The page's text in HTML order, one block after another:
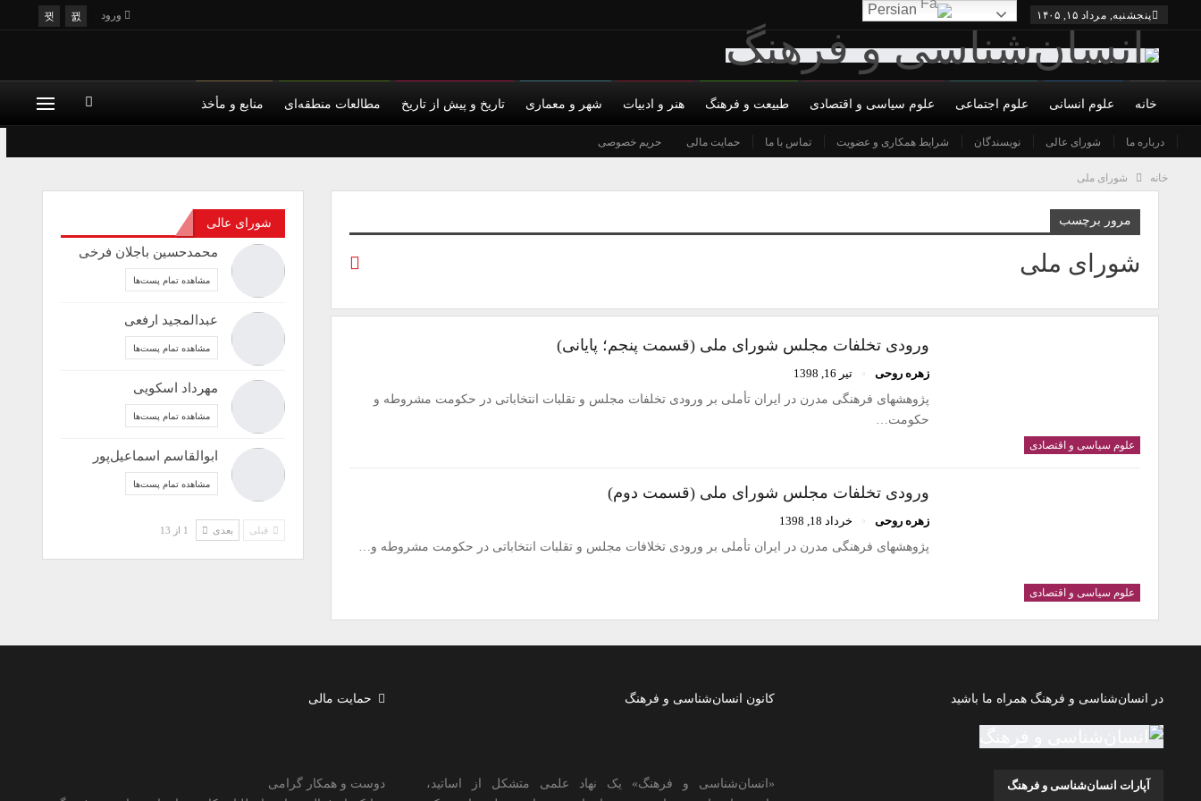
ورود پنجشنبه, مرداد ۱۵, ۱۴۰۵
خانه
درباره ما شورای عالی نویسندگان شرایط همکاری و عضویت تماس با ما حمایت مالی حریم خصوصی
علوم انسانی علوم اجتماعی علوم سیاسی و اقتصادی طبیعت و فرهنگ هنر و ادبیات شهر و معماری تاریخ و پیش از تاریخ مطالعات منطقه‌ای منابع و مأخذ
خانه شورای ملی
مرور برچسب
شورای ملی
علوم سیاسی و اقتصادی
ورودی تخلفات مجلس شورای ملی (قسمت پنجم؛ پایانی)
زهره روحی
تیر 16, 1398
پژوهشهای فرهنگی مدرن در ایران تأملی بر ورودی تخلفات مجلس و تقلبات انتخاباتی در حکومت مشروطه و
حکومت…
علوم سیاسی و اقتصادی
ورودی تخلفات مجلس شورای ملی (قسمت دوم)
زهره روحی
خرداد 18, 1398
پژوهشهای فرهنگی مدرن در ایران تأملی بر ورودی تخلافات مجلس و تقلبات انتخاباتی در حکومت مشروطه و…
شورای عالی
محمدحسین باجلان فرخی
مشاهده تمام پست‌ها
عبدالمجید ارفعی
مشاهده تمام پست‌ها
مهرداد اسکویی
مشاهده تمام پست‌ها
ابوالقاسم اسماعیل‌پور
مشاهده تمام پست‌ها
قبلی بعدی 1 از 13
در انسان‌شناسی و فرهنگ همراه ما باشید
آپارات انسان‌شناسی و فرهنگ
کانون انسان‌شناسی و فرهنگ
«انسان‌شناسی و فرهنگ» یک نهاد علمی متشکل از اساتید،
حمایت مالی
دوست و همکار گرامی